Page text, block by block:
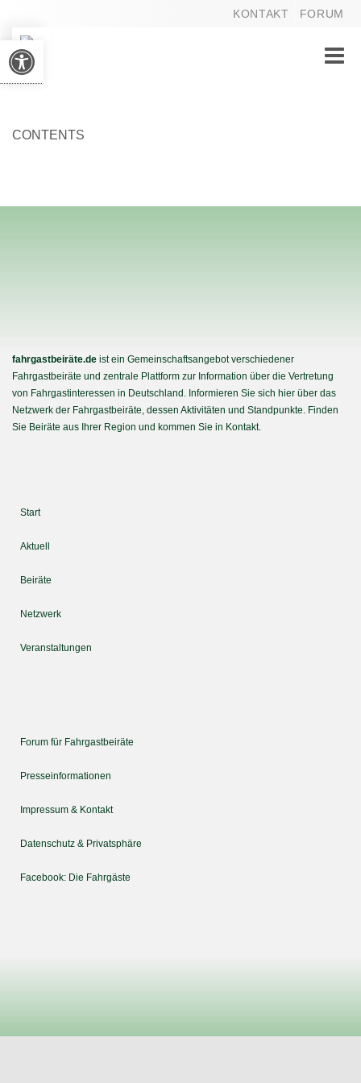
Werkzeugleiste öffnen
KONTAKT FORUM
Toggle
CONTENTS
fahrgastbeiräte.de ist ein Gemeinschaftsangebot verschiedener
Fahrgastbeiräte und zentrale Plattform zur Information über die Vertretung
von Fahrgastinteressen in Deutschland. Informieren Sie sich hier über das
Netzwerk der Fahrgastbeiräte, dessen Aktivitäten und Standpunkte. Finden
Sie Beiräte aus Ihrer Region und kommen Sie in Kontakt.
Start
Aktuell
Beiräte
Netzwerk
Veranstaltungen
Forum für Fahrgastbeiräte
Presseinformationen
Impressum & Kontakt
Datenschutz & Privatsphäre
Facebook: Die Fahrgäste